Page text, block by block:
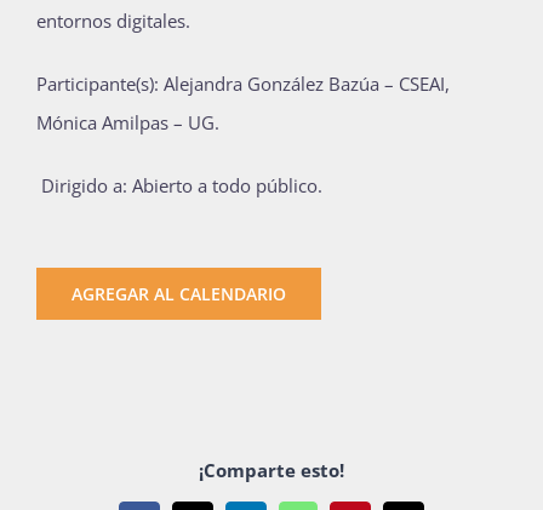
entornos digitales.
Participante(s): Alejandra González Bazúa – CSEAI,
Mónica Amilpas – UG.
Dirigido a: Abierto a todo público.
AGREGAR AL CALENDARIO
¡Comparte esto!